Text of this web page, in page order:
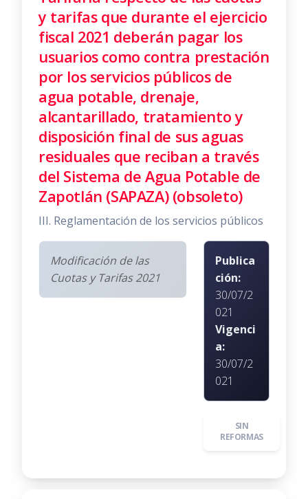
y tarifas que durante el ejercicio
fiscal 2021 deberán pagar los
usuarios como contra prestación
por los servicios públicos de
agua potable, drenaje,
alcantarillado, tratamiento y
disposición final de sus aguas
residuales que reciban a través
del Sistema de Agua Potable de
Zapotlán (SAPAZA) (obsoleto)
III. Reglamentación de los servicios públicos
Modificación de las
Cuotas y Tarifas 2021
Publica
ción:
30/07/2
021
Vigenci
a:
30/07/2
021
SIN
REFORMAS